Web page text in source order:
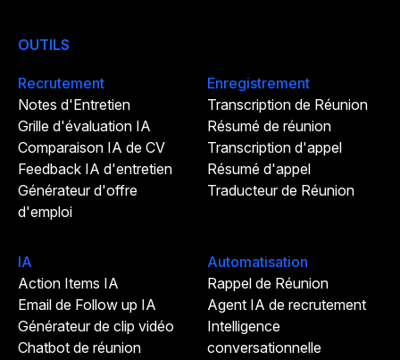
OUTILS
Recrutement
Notes d'Entretien
Grille d'évaluation IA
Comparaison IA de CV
Feedback IA d'entretien
Générateur d'offre
d'emploi
Enregistrement
Transcription de Réunion
Résumé de réunion
Transcription d'appel
Résumé d'appel
Traducteur de Réunion
IA
Action Items IA
Email de Follow up IA
Générateur de clip vidéo
Chatbot de réunion
Automatisation
Rappel de Réunion
Agent IA de recrutement
Intelligence
conversationnelle